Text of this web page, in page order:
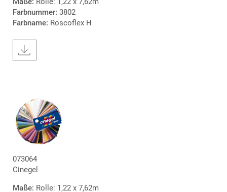
Farbnummer: 3802
Farbname: Roscoflex H
073064
Cinegel
Maße: Rolle: 1,22 x 7,62m